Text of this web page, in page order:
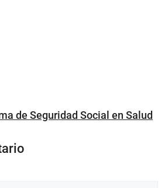
de Seguridad Social en Salud